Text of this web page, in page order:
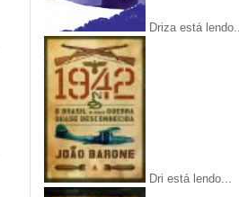
Driza está lendo...
Dri está lendo...